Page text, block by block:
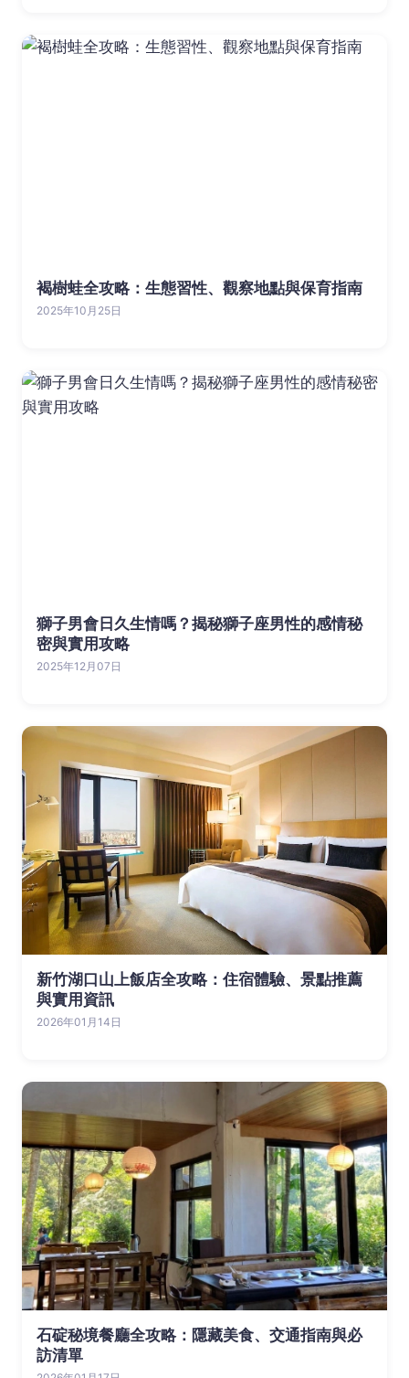
褐樹蛙全攻略：生態習性、觀察地點與保育指南
2025年10月25日
獅子男會日久生情嗎？揭秘獅子座男性的感情秘
密與實用攻略
2025年12月07日
新竹湖口山上飯店全攻略：住宿體驗、景點推薦
與實用資訊
2026年01月14日
石碇秘境餐廳全攻略：隱藏美食、交通指南與必
訪清單